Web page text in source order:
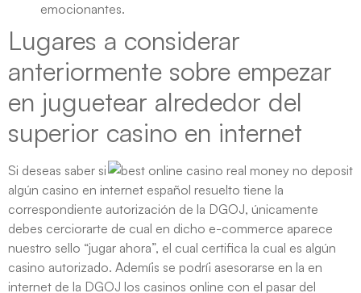
emocionantes.
Lugares a considerar
anteriormente sobre empezar
en juguetear alrededor del
superior casino en internet
Si deseas saber si
algún casino en internet español resuelto tiene la
correspondiente autorización de la DGOJ, únicamente
debes cerciorarte de cual en dicho e-commerce aparece
nuestro sello “jugar ahora”, el cual certifica la cual es algún
casino autorizado. Ademí¡s se podrí¡ asesorarse en la en
internet de la DGOJ los casinos online con el pasar del